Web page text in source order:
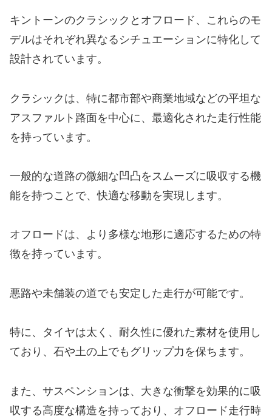
キントーンのクラシックとオフロード、これらのモ
デルはそれぞれ異なるシチュエーションに特化して
設計されています。
クラシックは、特に都市部や商業地域などの平坦な
アスファルト路面を中心に、最適化された走行性能
を持っています。
一般的な道路の微細な凹凸をスムーズに吸収する機
能を持つことで、快適な移動を実現します。
オフロードは、より多様な地形に適応するための特
徴を持っています。
悪路や未舗装の道でも安定した走行が可能です。
特に、タイヤは太く、耐久性に優れた素材を使用し
ており、石や土の上でもグリップ力を保ちます。
また、サスペンションは、大きな衝撃を効果的に吸
収する高度な構造を持っており、オフロード走行時